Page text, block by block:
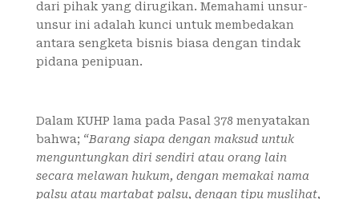
dari pihak yang dirugikan. Memahami unsur-
unsur ini adalah kunci untuk membedakan
antara sengketa bisnis biasa dengan tindak
pidana penipuan.
Dalam KUHP lama pada Pasal 378 menyatakan
bahwa; “Barang siapa dengan maksud untuk
menguntungkan diri sendiri atau orang lain
secara melawan hukum, dengan memakai nama
palsu atau martabat palsu, dengan tipu muslihat,